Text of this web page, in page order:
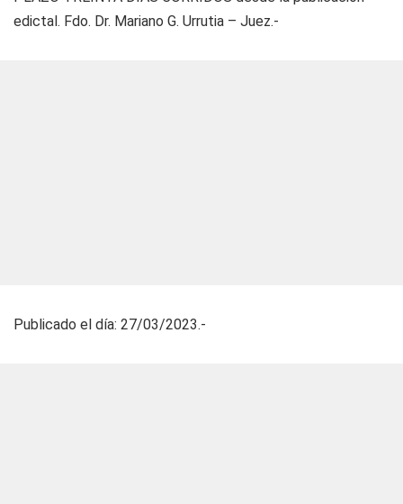
edictal. Fdo. Dr. Mariano G. Urrutia – Juez.-
Publicado el día: 27/03/2023.-